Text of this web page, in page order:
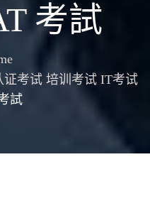
考試
考试 培训考试 IT考试
試